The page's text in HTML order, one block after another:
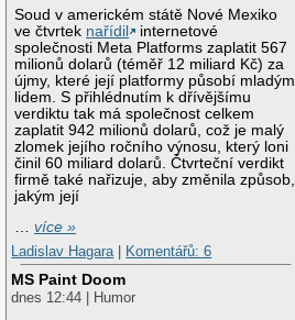
Soud v americkém státě Nové Mexiko
ve čtvrtek nařídil
internetové
společnosti Meta Platforms zaplatit 567
milionů dolarů (téměř 12 miliard Kč) za
újmy, které její platformy působí mladým
lidem. S přihlédnutím k dřívějšímu
verdiktu tak má společnost celkem
zaplatit 942 milionů dolarů, což je malý
zlomek jejího ročního výnosu, který loni
činil 60 miliard dolarů. Čtvrteční verdikt
firmě také nařizuje, aby změnila způsob,
jakým její
…více »
Ladislav Hagara
Komentářů: 6
MS Paint Doom
dnes 12:44 | Humor